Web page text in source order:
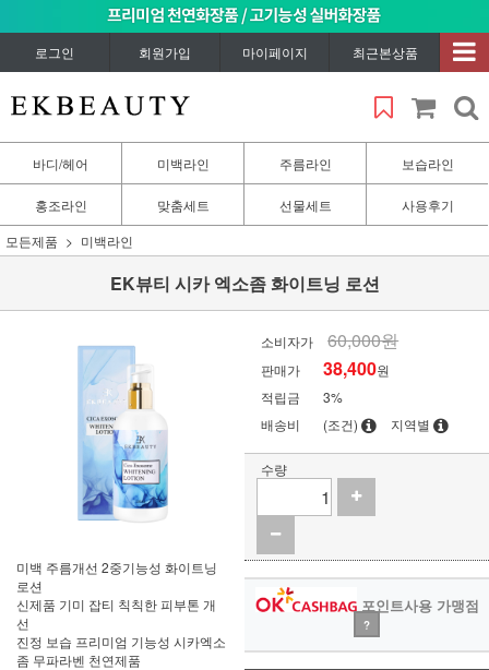
로그인 회원가입 마이페이지 최근본상품
바디/헤어 미백라인 주름라인 보습라인
홍조라인 맞춤세트 선물세트
사용후기
모든제품
미백라인
EK뷰티 시카 엑소좀 화이트닝 로션
미백 주름개선 2중기능성 화이트닝
로션
신제품 기미 잡티 칙칙한 피부톤 개
선
진정 보습 프리미엄 기능성 시카엑소
좀 무파라벤 천연제품
소비자가 60,000원
판매가 38,400원
적립금
3%
배송비
(조건) 지역별
수량
포인트사용 가맹점
?